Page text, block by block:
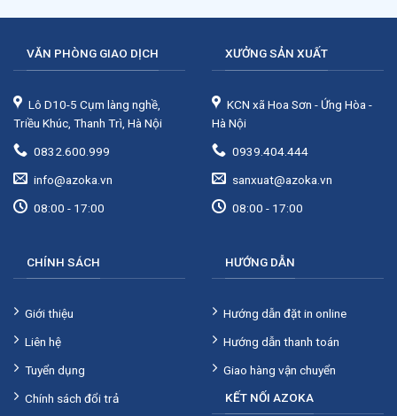
VĂN PHÒNG GIAO DỊCH
Lô D10-5 Cụm làng nghề,
Triều Khúc, Thanh Trì, Hà Nội
0832.600.999
info@azoka.vn
08:00 - 17:00
XƯỞNG SẢN XUẤT
KCN xã Hoa Sơn - Ứng Hòa -
Hà Nội
0939.404.444
sanxuat@azoka.vn
08:00 - 17:00
CHÍNH SÁCH
Giới thiệu
Liên hệ
Tuyển dụng
Chính sách đổi trả
HƯỚNG DẪN
Hướng dẫn đặt in online
Hướng dẫn thanh toán
Giao hàng vận chuyển
KẾT NỐI AZOKA